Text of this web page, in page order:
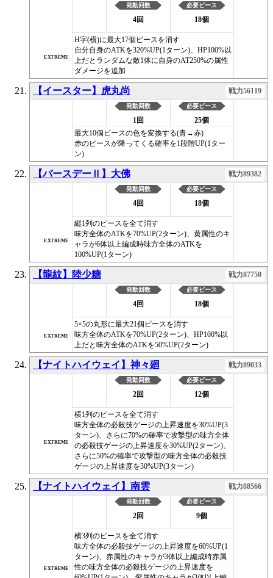
EXTREME
発動回数
4回
必要ピース
18個
H字(横)に最大17個ピースを消す
自分自身のATKを320%UP(1ターン)、HP100%以
上だとランダムな敵1体に自身のAT250%の属性
ダメージを追加
【イースター】虎丸尚 戦力56119
発動回数
1回
必要ピース
25個
最大10個ピースの色を変換する(青→赤)
赤のピースが降ってくる確率を1段階UP(1ター
ン)
【バースデーⅡ】大佛 戦力89382
EXTREME
発動回数
4回
必要ピース
18個
縦1列のピースを全て消す
味方全体のATKを70%UP(2ターン)、黄属性のキ
ャラが6体以上編成時味方全体のATKを
100%UP(1ターン)
【龍紋】陸少糖 戦力87750
EXTREME
発動回数
4回
必要ピース
18個
5×5の丸形に最大21個ピースを消す
味方全体のATKを70%UP(2ターン)、HP100%以
上だと味方全体のATKを50%UP(2ターン)
【ナイトハイウェイ】神々廻 戦力89033
EXTREME
発動回数
2回
必要ピース
12個
横1列のピースを全て消す
味方全体の必殺技ゲージの上昇速度を30%UP(3
ターン)、さらに70%の確率で攻撃型の味方全体
の必殺技ゲージの上昇速度を30%UP(2ターン)、
さらに50%の確率で攻撃型の味方全体の必殺技
ゲージの上昇速度を30%UP(3ターン)
【ナイトハイウェイ】南雲 戦力88566
EXTREME
発動回数
2回
必要ピース
9個
横3列のピースを全て消す
味方全体の必殺技ゲージの上昇速度を60%UP(1
ターン)、赤属性のキャラが3体以上編成時赤属
性の味方全体の必殺技ゲージの上昇速度を